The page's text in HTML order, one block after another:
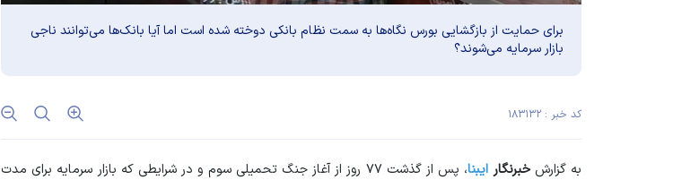
برای حمایت از بازگشایی بورس نگاه‌ها به سمت نظام بانکی دوخته شده است اما آیا بانک‌ها می‌توانند ناجی
بازار سرمایه می‌شوند؟
کد خبر : ۱۸۳۱۳۲
به گزارشخبرنگار ایبنا
، پس از گذشت ۷۷ روز از آغاز جنگ تحمیلی سوم و در شرایطی که بازار سرمایه برای مدت